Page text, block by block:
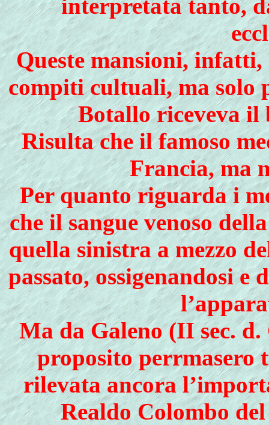
interpretata tanto,
Queste mansioni,
compiti cultuali, ma solo
Botallo riceveva il
Risulta che il famoso
Francia, ma
Per quanto riguarda i
che il sangue venoso
quella sinistra a mezzo
passato, ossigenandosi
Ma da Galeno (II sec.
proposito perrmasero
rilevata ancora
Realdo Colombo